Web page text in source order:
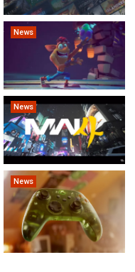
News
News
News